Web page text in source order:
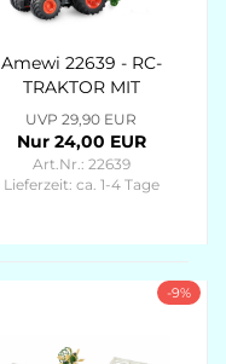
Amewi 22639 - RC-
TRAKTOR MIT
DÜNGERSTREUER
1:24 RTR GRÜN
UVP 29,90 EUR
Nur 24,00 EUR
Art.Nr.: 22639
Lieferzeit: ca. 1-4 Tage
-9%